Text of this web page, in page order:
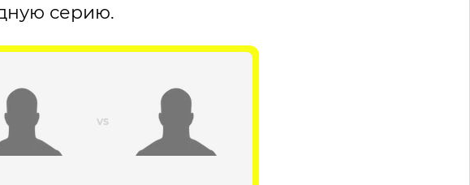
серию.